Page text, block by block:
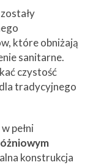
które obniżają
sanitarne.
czystość
tradycyjnego
pełni
konstrukcja